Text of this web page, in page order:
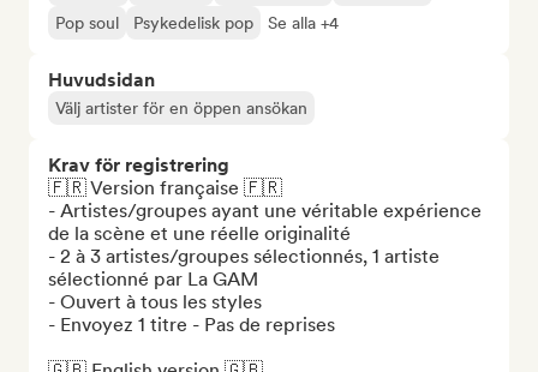
Pop soul
Psykedelisk pop Se alla +4
Huvudsidan
Välj artister för en öppen ansökan
Krav för registrering
🇫🇷 Version française 🇫🇷
- Artistes/groupes ayant une véritable expérience
de la scène et une réelle originalité
- 2 à 3 artistes/groupes sélectionnés, 1 artiste
sélectionné par La GAM
- Ouvert à tous les styles
- Envoyez 1 titre - Pas de reprises